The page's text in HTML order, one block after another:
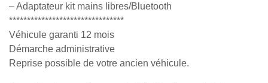
– Adaptateur kit mains libres/Bluetooth
********************************
Véhicule garanti 12 mois
Démarche administrative
Reprise possible de votre ancien véhicule.